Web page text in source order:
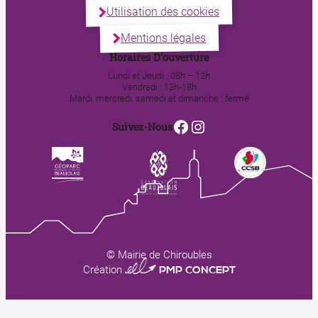
Utilisation des cookies
Mentions légales
Horaires D’ouverture
Lundi et Jeudi : 08h – 12h
Vendredi : 13h-18h
Mardi, mercredi, samedi et dimanche : fermé
Suivez-NousFacebook
Instagram
© Mairie de Chiroubles
Création 0123 PMP CONCEPT